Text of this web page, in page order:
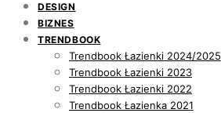
DESIGN
BIZNES
TRENDBOOK
Trendbook Łazienki 2024/2025
Trendbook Łazienki 2023
Trendbook Łazienki 2022
Trendbook Łazienka 2021